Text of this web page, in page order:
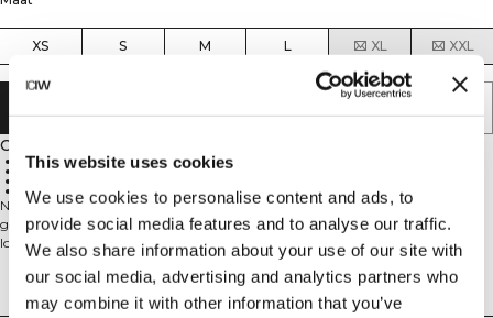
This website uses cookies
We use cookies to personalise content and ads, to
provide social media features and to analyse our traffic.
We also share information about your use of our site with
our social media, advertising and analytics partners who
may combine it with other information that you’ve
XS S M L XL XXL
Omschrijving
Naadloze constructie
Hoge taille
92% gerecycled polyamide, 8% elastan
Naadloze bikershorts met een hoge taille. Smooth Seamless Biker Shorts zijn
gemaakt van superzachte jersey voor een tweede‑huidgevoel en een gladde
look. De naadloze constructie biedt veel stretch en comfort met minimale
afleiding, terwijl de hoge tailleband goed blijft zitten bij elke squat en elke pas.
Afgewerkt met een strakke, zakloze uitvoering en gerecyclede vezels voor een
meer verantwoorde keuze. 92% gerecycled polyamide, 8% elastaan.
Technische aspecten